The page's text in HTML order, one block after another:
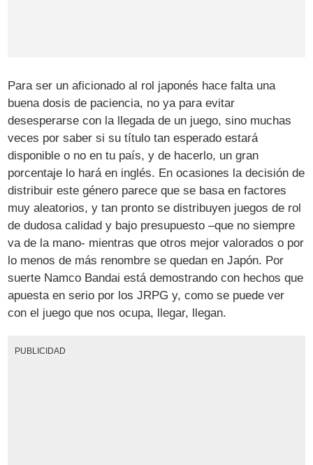
Para ser un aficionado al rol japonés hace falta una
buena dosis de paciencia, no ya para evitar
desesperarse con la llegada de un juego, sino muchas
veces por saber si su título tan esperado estará
disponible o no en tu país, y de hacerlo, un gran
porcentaje lo hará en inglés. En ocasiones la decisión de
distribuir este género parece que se basa en factores
muy aleatorios, y tan pronto se distribuyen juegos de rol
de dudosa calidad y bajo presupuesto –que no siempre
va de la mano- mientras que otros mejor valorados o por
lo menos de más renombre se quedan en Japón. Por
suerte Namco Bandai está demostrando con hechos que
apuesta en serio por los JRPG y, como se puede ver
con el juego que nos ocupa, llegar, llegan.
PUBLICIDAD